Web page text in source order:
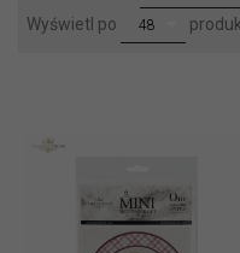
Wyświetl po pop48